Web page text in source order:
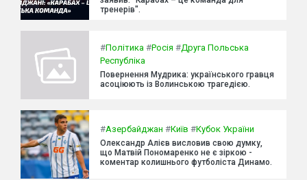
тренерів".
#Політика #Росія #Друга Польська
Республіка
Повернення Мудрика: українського гравця
асоціюють із Волинською трагедією.
#Азербайджан #Київ #Кубок України
Олександр Алієв висловив свою думку,
що Матвій Пономаренко не є зіркою -
коментар колишнього футболіста Динамо.